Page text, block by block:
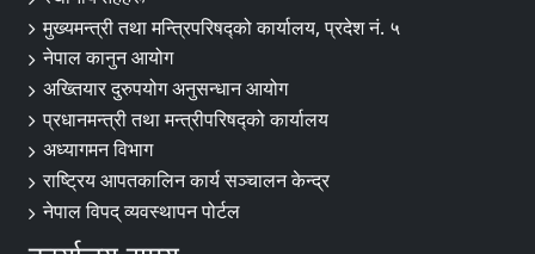
मुख्यमन्त्री तथा मन्त्रिपरिषद्को कार्यालय, प्रदेश नं. ५
नेपाल कानुन आयोग
अख्तियार दुरुपयोग अनुसन्धान आयोग
प्रधानमन्त्री तथा मन्त्रीपरिषद्को कार्यालय
अध्यागमन विभाग
राष्ट्रिय आपतकालिन कार्य सञ्चालन केन्द्र
नेपाल विपद् व्यवस्थापन पोर्टल